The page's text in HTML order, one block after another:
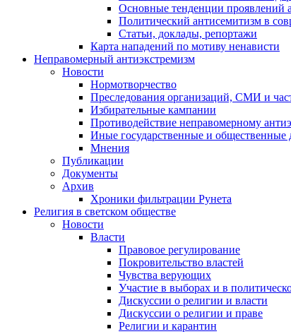
Основные тенденции проявлений
Политический антисемитизм в
Статьи, доклады, репортажи
Карта нападений по мотиву ненависти
Неправомерный антиэкстремизм
Новости
Нормотворчество
Преследования организаций, СМИ и
Избирательные кампании
Противодействие неправомерному
Иные государственные и общественные
Мнения
Публикации
Документы
Архив
Хроники фильтрации Рунета
Религия в светском обществе
Новости
Власти
Правовое регулирование
Покровительство властей
Чувства верующих
Участие в выборах и в
Дискуссии о религии и власти
Дискуссии о религии и праве
Религии и карантин